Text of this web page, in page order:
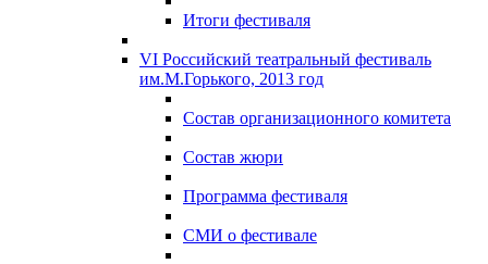
Итоги фестиваля
VI Российский театральный фестиваль
им.М.Горького, 2013 год
Состав организационного комитета
Состав жюри
Программа фестиваля
СМИ о фестивале